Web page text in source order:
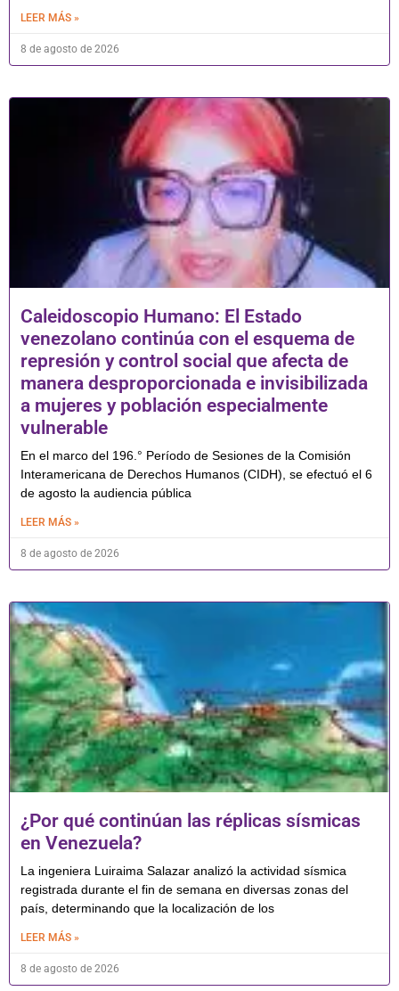
LEER MÁS »
8 de agosto de 2026
Caleidoscopio Humano: El Estado
venezolano continúa con el esquema de
represión y control social que afecta de
manera desproporcionada e invisibilizada
a mujeres y población especialmente
vulnerable
En el marco del 196.° Período de Sesiones de la Comisión
Interamericana de Derechos Humanos (CIDH), se efectuó el 6
de agosto la audiencia pública
LEER MÁS »
8 de agosto de 2026
¿Por qué continúan las réplicas sísmicas
en Venezuela?
La ingeniera Luiraima Salazar analizó la actividad sísmica
registrada durante el fin de semana en diversas zonas del
país, determinando que la localización de los
LEER MÁS »
8 de agosto de 2026